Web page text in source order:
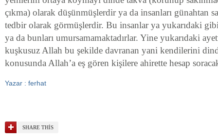
çıkma) olarak düşünmüşlerdir ya da insanları günahtan
tedbir olarak görmüşlerdir. Bu insanlar ya yukarıdaki
ya da bunları umursamamaktadırlar. Yine yukarıdaki
kuşkusuz Allah bu şekilde davranan yani kendilerini
konusunda Allah’a eş gören kişilere ahirette hesap
Yazar : ferhat
SHARE THIS